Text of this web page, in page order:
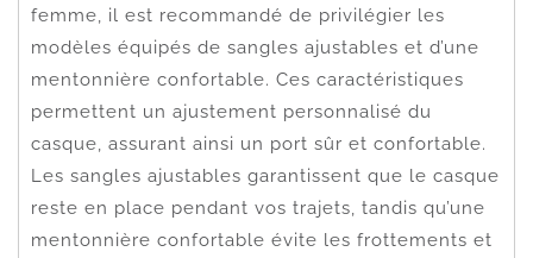
femme, il est recommandé de privilégier les
modèles équipés de sangles ajustables et d’une
mentonnière confortable. Ces caractéristiques
permettent un ajustement personnalisé du
casque, assurant ainsi un port sûr et confortable.
Les sangles ajustables garantissent que le casque
reste en place pendant vos trajets, tandis qu’une
mentonnière confortable évite les frottements et